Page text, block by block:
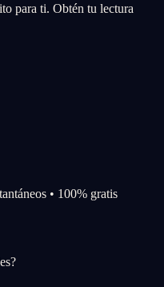
para ti. Obtén tu lectura
• 100% gratis